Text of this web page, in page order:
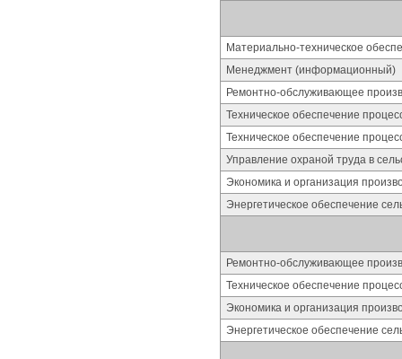
Материально-техническое
Менеджмент (информационный)
Ремонтно-обслуживающее
Техническое обеспечение
Техническое обеспечение
Управление охраной труда в
Экономика и организация
Энергетическое обеспечение
Ремонтно-обслуживающее
Техническое обеспечение
Экономика и организация
Энергетическое обеспечение